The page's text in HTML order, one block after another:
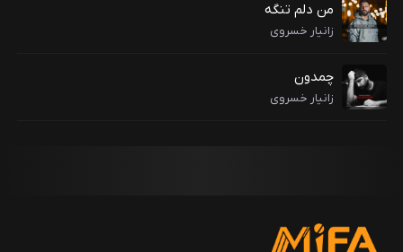
من دلم تنگه
زانیار خسروی
چمدون
زانیار خسروی